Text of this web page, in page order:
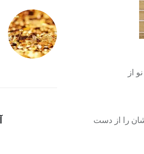
از
را از دست